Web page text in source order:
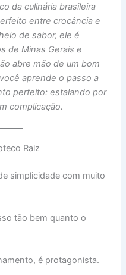
da culinária brasileira
entre crocância e
de sabor, ele é
de Minas Gerais e
abre mão de um bom
aprende o passo a
perfeito: estalando por
complicação.
Raiz
simplicidade com muito
tão bem quanto o
é protagonista.